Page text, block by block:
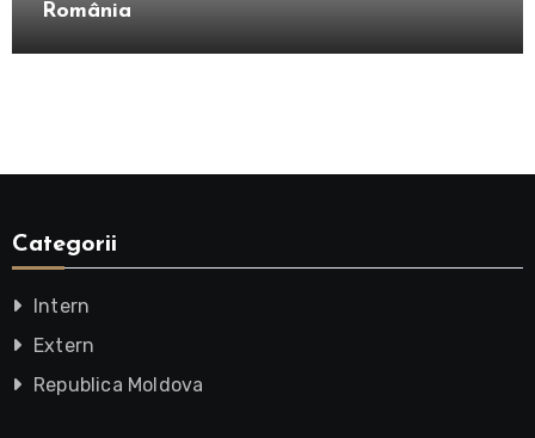
România
Categorii
Intern
Extern
Republica Moldova